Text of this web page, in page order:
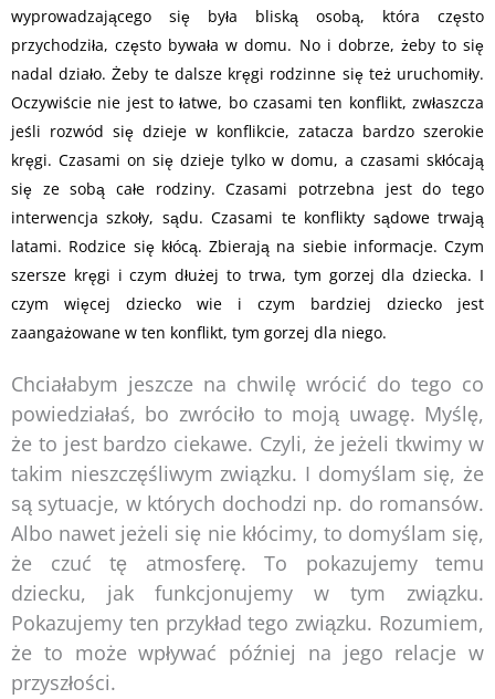
wyprowadzającego się była bliską osobą, która często
przychodziła, często bywała w domu. No i dobrze, żeby to się
nadal działo. Żeby te dalsze kręgi rodzinne się też uruchomiły.
Oczywiście nie jest to łatwe, bo czasami ten konflikt, zwłaszcza
jeśli rozwód się dzieje w konflikcie, zatacza bardzo szerokie
kręgi. Czasami on się dzieje tylko w domu, a czasami skłócają
się ze sobą całe rodziny. Czasami potrzebna jest do tego
interwencja szkoły, sądu. Czasami te konflikty sądowe trwają
latami. Rodzice się kłócą. Zbierają na siebie informacje. Czym
szersze kręgi i czym dłużej to trwa, tym gorzej dla dziecka. I
czym więcej dziecko wie i czym bardziej dziecko jest
zaangażowane w ten konflikt, tym gorzej dla niego.
Chciałabym jeszcze na chwilę wrócić do tego co
powiedziałaś, bo zwróciło to moją uwagę. Myślę,
że to jest bardzo ciekawe. Czyli, że jeżeli tkwimy w
takim nieszczęśliwym związku. I domyślam się, że
są sytuacje, w których dochodzi np. do romansów.
Albo nawet jeżeli się nie kłócimy, to domyślam się,
że czuć tę atmosferę. To pokazujemy temu
dziecku, jak funkcjonujemy w tym związku.
Pokazujemy ten przykład tego związku. Rozumiem,
że to może wpływać później na jego relacje w
przyszłości.